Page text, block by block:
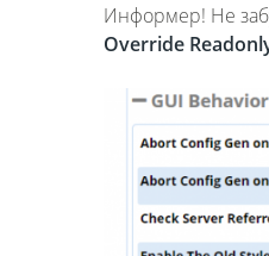
Информер! Не
Override